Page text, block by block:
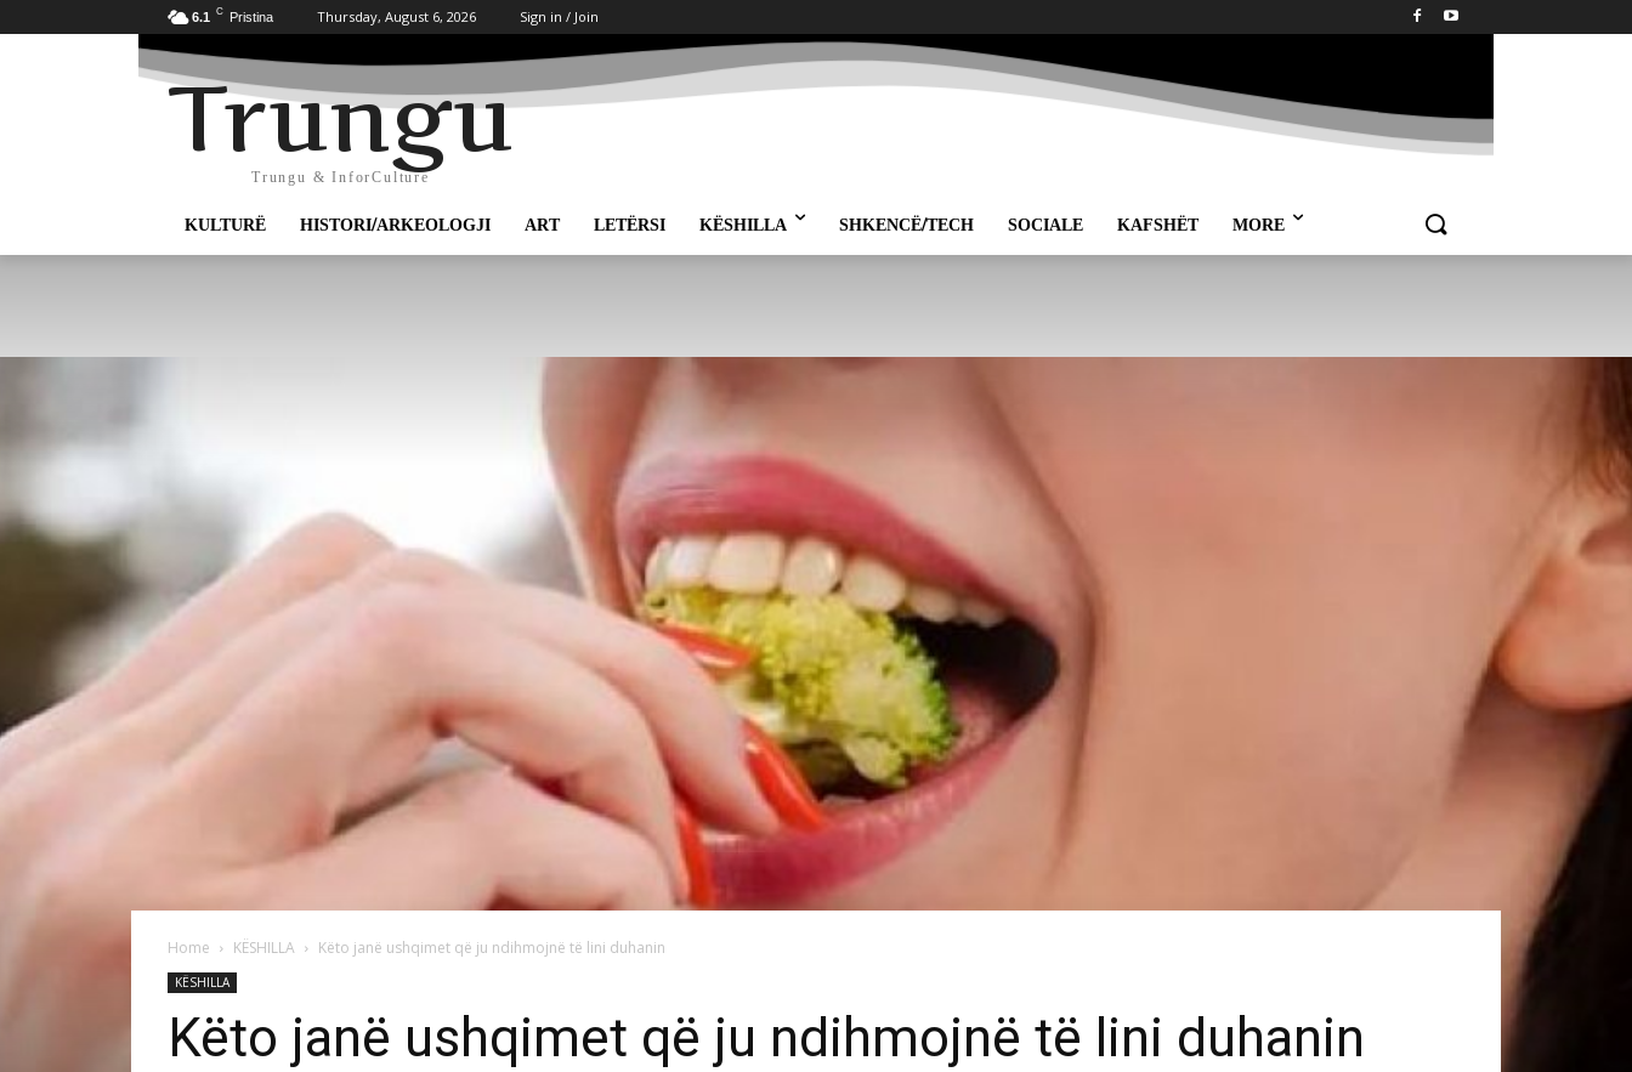
6.1 C Pristina Thursday, August 6, 2026 Sign in / Join
Trungu
Trungu & InforCulture
KULTURË HISTORI/ARKEOLOGJI ART LETËRSI KËSHILLA SHKENCË/TECH SOCIALE KAFSHËT MORE
Home KËSHILLA Këto janë ushqimet që ju ndihmojnë të lini duhanin
KËSHILLA
Këto janë ushqimet që ju ndihmojnë të lini duhanin